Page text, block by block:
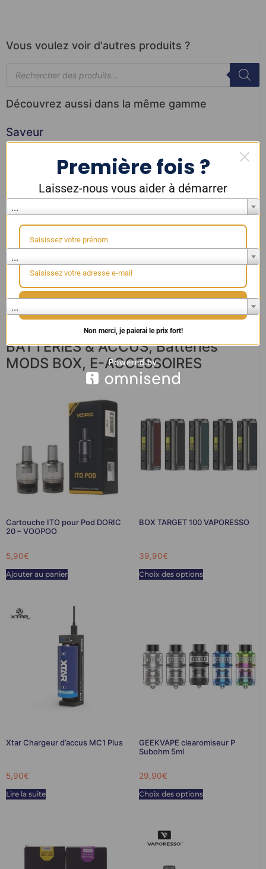
Vous voulez voir d'autres produits ?
Découvrez aussi dans la même gamme
Saveur
Marque
...
Résistance
...
Couleur
...
BATTERIES & ACCUS,Batteries
MODS BOX, E-ACCESSOIRES
Cartouche ITO pour Pod DORIC
20 – VOOPOO
5,90€
Ajouter au panier
BOX TARGET 100 VAPORESSO
39,90€
Choix des options
Xtar Chargeur d’accus MC1 Plus
5,90€
Lire la suite
GEEKVAPE clearomiseur P
Subohm 5ml
29,90€
Choix des options
Première fois ?
Laissez-nous vous aider à démarrer
Non merci, je paierai le prix fort!